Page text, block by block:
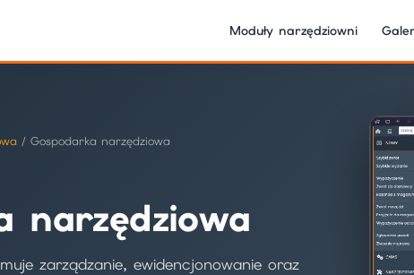
Moduły narzędziowni
/ Gospodarka narzędziowa
narzędziowa
zarządzanie, ewidencjonowanie oraz